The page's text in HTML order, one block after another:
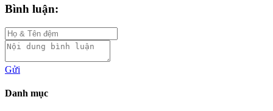
Bình luận:
Gửi
Danh mục